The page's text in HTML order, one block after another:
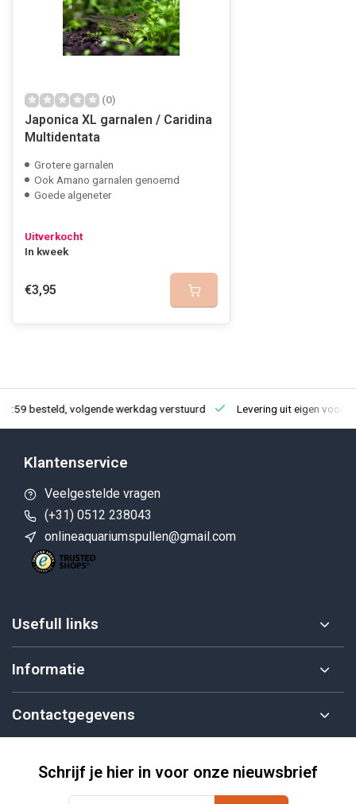
(0)
Japonica XL garnalen / Caridina
Multidentata
Grotere garnalen
Ook Amano garnalen genoemd
Goede algeneter
Uitverkocht
In kweek
€3,95
besteld, volgende werkdag verstuurd Levering uit eigen
Klantenservice
Veelgestelde vragen
(+31) 0512 238043
onlineaquariumspullen@gmail.com
Usefull links
Informatie
Contactgegevens
Schrijf je hier in voor onze nieuwsbrief